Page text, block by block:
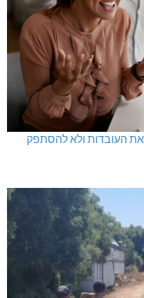
את העובדות ולא להסתפק